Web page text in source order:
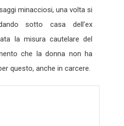
minacciosi, una volta si
sotto casa dell’ex
la misura cautelare del
che la donna non ha
questo, anche in carcere.